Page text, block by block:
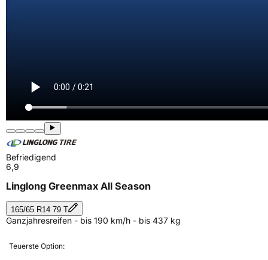
Befriedigend
6,9
Linglong Greenmax All Season
165/65 R14 79 T
Ganzjahresreifen - bis 190 km/h - bis 437 kg
Teuerste Option: